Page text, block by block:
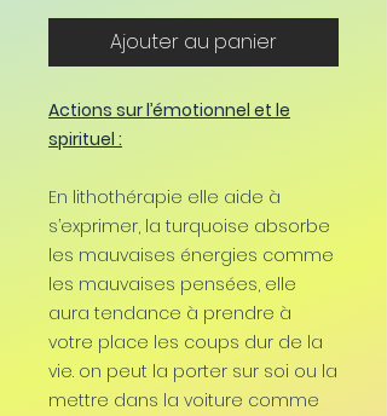
Ajouter au panier
Actions sur l’émotionnel et le
spirituel :
En lithothérapie elle aide à
s’exprimer, la turquoise absorbe
les mauvaises énergies comme
les mauvaises pensées, elle
aura tendance à prendre à
votre place les coups dur de la
vie. on peut la porter sur soi ou la
mettre dans la voiture comme